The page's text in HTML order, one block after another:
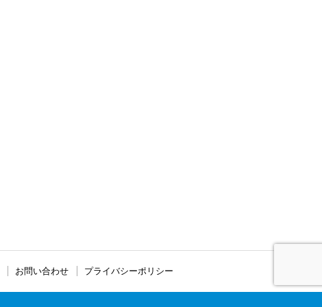
お問い合わせ プライバシーポリシー